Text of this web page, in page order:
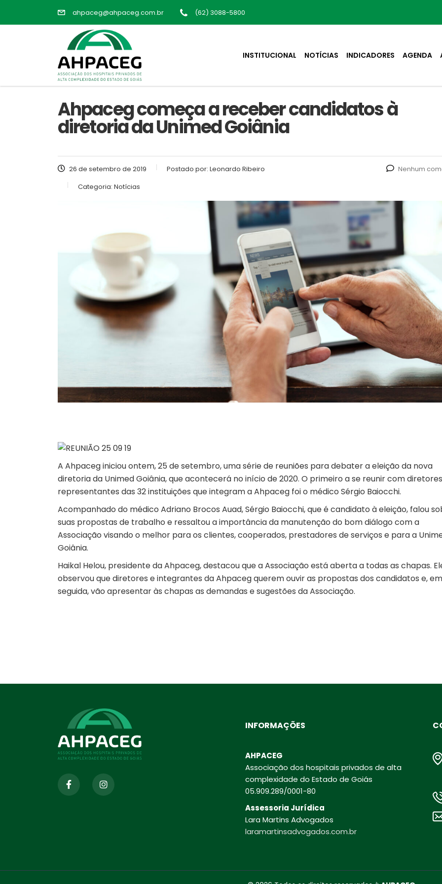
ahpaceg@ahpaceg.com.br (62) 3088-5800
INSTITUCIONAL NOTÍCIAS INDICADORES AGENDA
Ahpaceg começa a receber candidatos à
diretoria da Unimed Goiânia
26 de setembro de 2019 Postado por: Leonardo Ribeiro
Categoria: Notícias
Nenhum
A Ahpaceg iniciou ontem, 25 de setembro, uma série de reuniões para debater a eleição da nova
diretoria da Unimed Goiânia, que acontecerá no início de 2020. O primeiro a se reunir com
representantes das 32 instituições que integram a Ahpaceg foi o médico Sérgio Baiocchi.
Acompanhado do médico Adriano Brocos Auad, Sérgio Baiocchi, que é candidato à eleição, falou
suas propostas de trabalho e ressaltou a importância da manutenção do bom diálogo com a
Associação visando o melhor para os clientes, cooperados, prestadores de serviços e para a
Goiânia.
Haikal Helou, presidente da Ahpaceg, destacou que a Associação está aberta a todas as chapas.
observou que diretores e integrantes da Ahpaceg querem ouvir as propostas dos candidatos e, em
seguida, vão apresentar às chapas as demandas e sugestões da Associação.
INFORMAÇÕES
AHPACEG
Associação dos hospitais privados de alta
complexidade do Estado de Goiás
05.909.289/0001-80
Assessoria Jurídica
Lara Martins Advogados
laramartinsadvogados.com.br